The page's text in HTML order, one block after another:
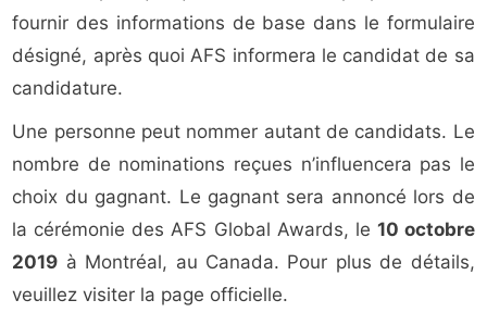
fournir des informations de base dans le formulaire
désigné, après quoi AFS informera le candidat de sa
candidature.
Une personne peut nommer autant de candidats. Le
nombre de nominations reçues n’influencera pas le
choix du gagnant. Le gagnant sera annoncé lors de
la cérémonie des AFS Global Awards, le 10 octobre
2019 à Montréal, au Canada. Pour plus de détails,
veuillez visiter la page officielle.